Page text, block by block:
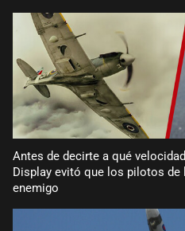
Antes de decirte a qué
Display evitó que los pilotos de
enemigo